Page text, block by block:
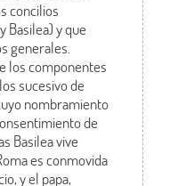
concilios
Basilea) y que
generales.
los componentes
sucesivo de
nombramiento
de
Basilea vive
es conmovida
y el papa,